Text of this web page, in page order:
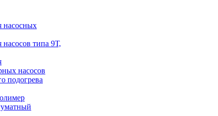
насосных
насосов типа 9Т,
насосов
подогрева